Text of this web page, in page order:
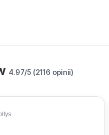
4.97/5 (2116 opinii)